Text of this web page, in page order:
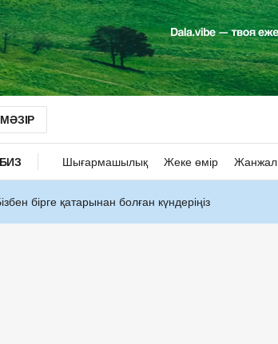
МӘЗІР
Шығармашылық Жеке өмір Жанжал
бірге қатарынан болған күндеріңіз